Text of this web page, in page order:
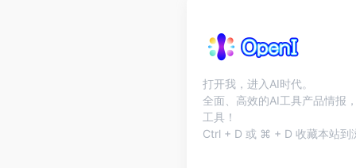
打开我，进入AI时代。
全面、高效的AI工具产品情报
工具！
Ctrl + D 或 ⌘ + D 收藏本站到